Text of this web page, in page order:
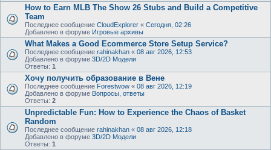
How to Earn MLB The Show 26 Stubs and Build a Competitive
Team
Последнее сообщение CloudExplorer « Сегодня, 02:26
Добавлено в форуме Игровые архивы
What Makes a Good Ecommerce Store Setup Service?
Последнее сообщение rahinakhan « 08 авг 2026, 12:53
Добавлено в форуме 3D/2D Модели
Ответы: 1
Хочу получить образование в Вене
Последнее сообщение Forestwow « 08 авг 2026, 12:19
Добавлено в форуме Вопросы, ответы
Ответы: 2
Unpredictable Fun: How to Experience the Chaos of Basket
Random
Последнее сообщение rahinakhan « 08 авг 2026, 12:18
Добавлено в форуме 3D/2D Модели
Ответы: 1